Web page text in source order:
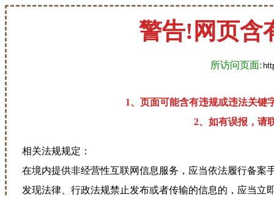
警告!网页含
所访问页面:
1、页面可能含有违规或违法关键
2、如有误报，请
相关法规规定：
在境内提供非经营性互联网信息服务，应当依法履行备案
发现法律、行政法规禁止发布或者传输的信息的，应当